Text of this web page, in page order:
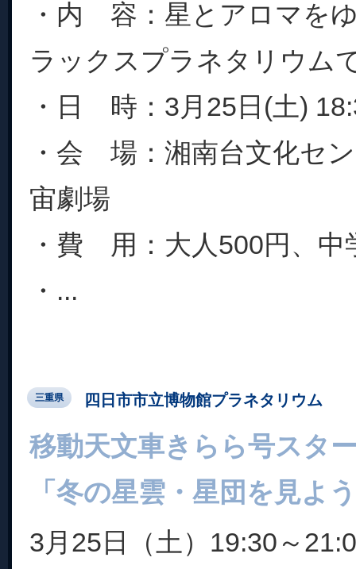
・内 容：星とアロマを
ラックスプラネタリウム
・日 時：3月25日(土)
・会 場：湘南台文化セ
宙劇場
・費 用：大人500円、中
・...
三重県 四日市市立博物館プラネタリウム
移動天文車きらら号スタ
「冬の星雲・星団を見よ
3月25日（土）19:30～